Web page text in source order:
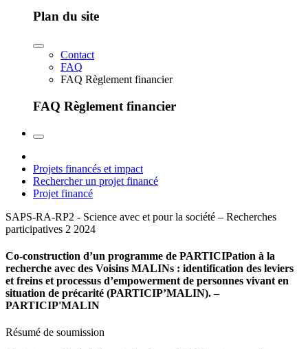
Plan du site
Contact
FAQ
FAQ Règlement financier
FAQ Règlement financier
Projets financés et impact
Rechercher un projet financé
Projet financé
SAPS-RA-RP2 - Science avec et pour la société – Recherches
participatives 2 2024
Co-construction d’un programme de PARTICIPation à la
recherche avec des Voisins MALINs : identification des leviers
et freins et processus d’empowerment de personnes vivant en
situation de précarité (PARTICIP’MALIN). –
PARTICIP'MALIN
Résumé de soumission